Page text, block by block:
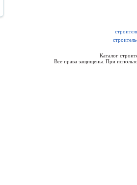
Каталог
Все права защищены. При